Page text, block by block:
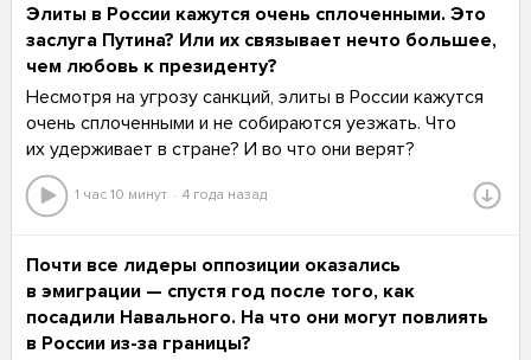
Элиты в России кажутся очень сплоченными. Это
заслуга Путина? Или их связывает нечто большее,
чем любовь к президенту?
Несмотря на угрозу санкций, элиты в России кажутся
очень сплоченными и не собираются уезжать. Что
их удерживает в стране? И во что они верят?
1 час 10 минут 4 года назад
Почти все лидеры оппозиции оказались
в эмиграции — спустя год после того, как
посадили Навального. На что они могут повлиять
в России из-за границы?